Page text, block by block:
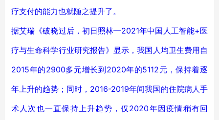
疗支付的能力也就随之提升了。
据艾瑞《破晓过后，初日照林—2021年中国人工智能+医
疗与生命科学行业研究报告》显示，我国人均卫生费用自
2015年的2900多元增长到2020年的5112元，保持着逐
年上升的趋势；同时，2016-2019年间我国的住院病人手
术人次也一直保持上升趋势，仅2020年因疫情稍有回